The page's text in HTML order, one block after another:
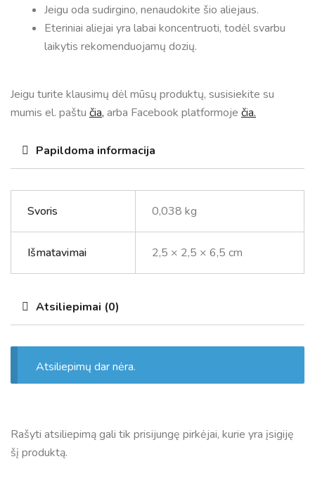
Jeigu oda sudirgino, nenaudokite šio aliejaus.
Eteriniai aliejai yra labai koncentruoti, todėl svarbu
laikytis rekomenduojamų dozių.
Jeigu turite klausimų dėl mūsų produktų, susisiekite su
mumis el. paštu čia, arba Facebook platformoje čia.
Papildoma informacija
Svoris 0,038 kg
Išmatavimai 2,5 × 2,5 × 6,5 cm
Atsiliepimai (0)
Atsiliepimų dar nėra.
Rašyti atsiliepimą gali tik prisijungę pirkėjai, kurie yra įsigiję
šį produktą.